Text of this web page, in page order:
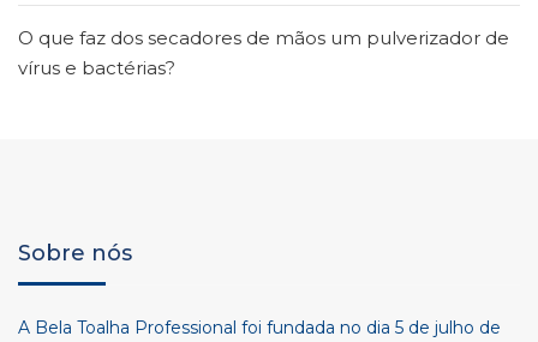
O que faz dos secadores de mãos um pulverizador de
vírus e bactérias?
Sobre nós
A Bela Toalha Professional foi fundada no dia 5 de julho de